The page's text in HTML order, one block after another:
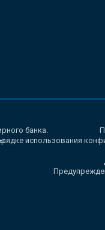
банка.
использования